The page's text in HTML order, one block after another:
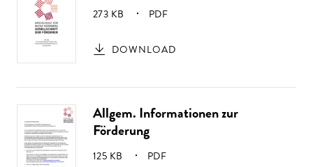
GRÖSSE:
273 KB PDF
DOWNLOAD
Allgem. Informationen zur
Förderung
GRÖSSE:
125 KB PDF